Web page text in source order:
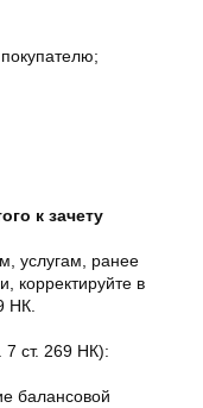
к зачету
услугам, ранее
корректируйте в
НК.
7 ст. 269 НК):
балансовой